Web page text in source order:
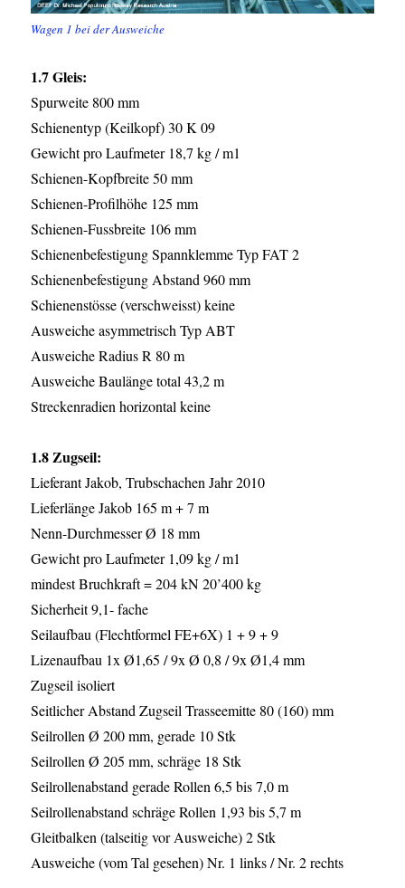
Wagen 1 bei der Ausweiche
1.7 Gleis:
Spurweite 800 mm
Schienentyp (Keilkopf) 30 K 09
Gewicht pro Laufmeter 18,7 kg / m1
Schienen-Kopfbreite 50 mm
Schienen-Profilhöhe 125 mm
Schienen-Fussbreite 106 mm
Schienenbefestigung Spannklemme Typ FAT 2
Schienenbefestigung Abstand 960 mm
Schienenstösse (verschweisst) keine
Ausweiche asymmetrisch Typ ABT
Ausweiche Radius R 80 m
Ausweiche Baulänge total 43,2 m
Streckenradien horizontal keine
1.8 Zugseil:
Lieferant Jakob, Trubschachen Jahr 2010
Lieferlänge Jakob 165 m + 7 m
Nenn-Durchmesser Ø 18 mm
Gewicht pro Laufmeter 1,09 kg / m1
mindest Bruchkraft = 204 kN 20’400 kg
Sicherheit 9,1- fache
Seilaufbau (Flechtformel FE+6X) 1 + 9 + 9
Lizenaufbau 1x Ø1,65 / 9x Ø 0,8 / 9x Ø1,4 mm
Zugseil isoliert
Seitlicher Abstand Zugseil Trasseemitte 80 (160) mm
Seilrollen Ø 200 mm, gerade 10 Stk
Seilrollen Ø 205 mm, schräge 18 Stk
Seilrollenabstand gerade Rollen 6,5 bis 7,0 m
Seilrollenabstand schräge Rollen 1,93 bis 5,7 m
Gleitbalken (talseitig vor Ausweiche) 2 Stk
Ausweiche (vom Tal gesehen) Nr. 1 links / Nr. 2 rechts